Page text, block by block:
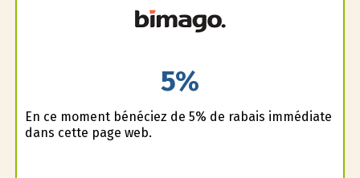
5%
En ce moment bénéficiez de 5% de rabais immédiate
dans cette page web.